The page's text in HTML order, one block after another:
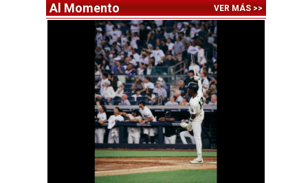
Al Momento VER MÁS >>